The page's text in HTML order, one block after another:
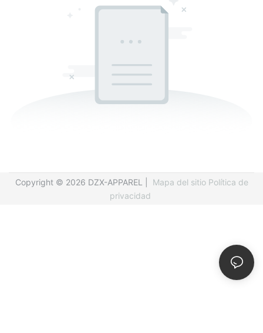
Copyright © 2026 DZX-APPAREL | Mapa del sitio Política de
privacidad